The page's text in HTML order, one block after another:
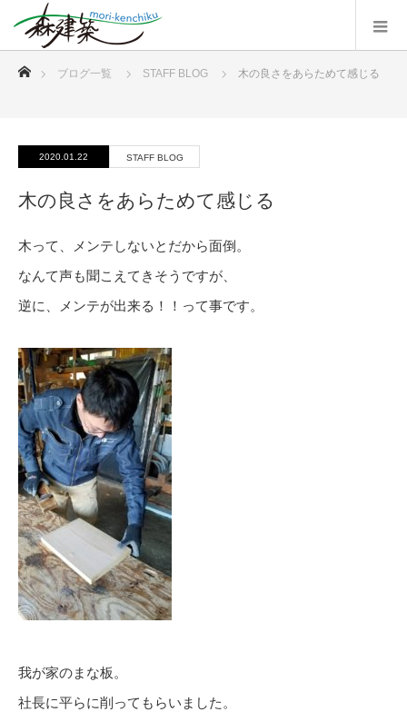
ブログ一覧 STAFF BLOG 木の良さをあらためて感じる
2020.01.22 STAFF BLOG
木の良さをあらためて感じる
木って、メンテしないとだから面倒。
なんて声も聞こえてきそうですが、
逆に、メンテが出来る！！って事です。
我が家のまな板。
社長に平らに削ってもらいました。